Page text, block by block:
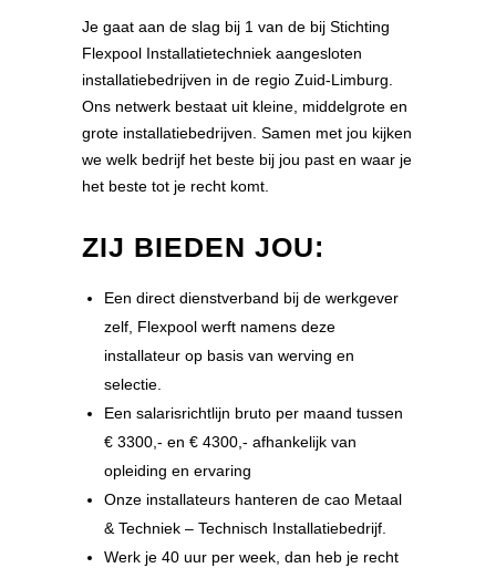
Je gaat aan de slag bij 1 van de bij Stichting
Flexpool Installatietechniek aangesloten
installatiebedrijven in de regio Zuid-Limburg.
Ons netwerk bestaat uit kleine, middelgrote en
grote installatiebedrijven. Samen met jou kijken
we welk bedrijf het beste bij jou past en waar je
het beste tot je recht komt.
ZIJ BIEDEN JOU:
Een direct dienstverband bij de werkgever
zelf, Flexpool werft namens deze
installateur op basis van werving en
selectie.
Een salarisrichtlijn bruto per maand tussen
€ 3300,- en € 4300,- afhankelijk van
opleiding en ervaring
Onze installateurs hanteren de cao Metaal
& Techniek – Technisch Installatiebedrijf.
Werk je 40 uur per week, dan heb je recht